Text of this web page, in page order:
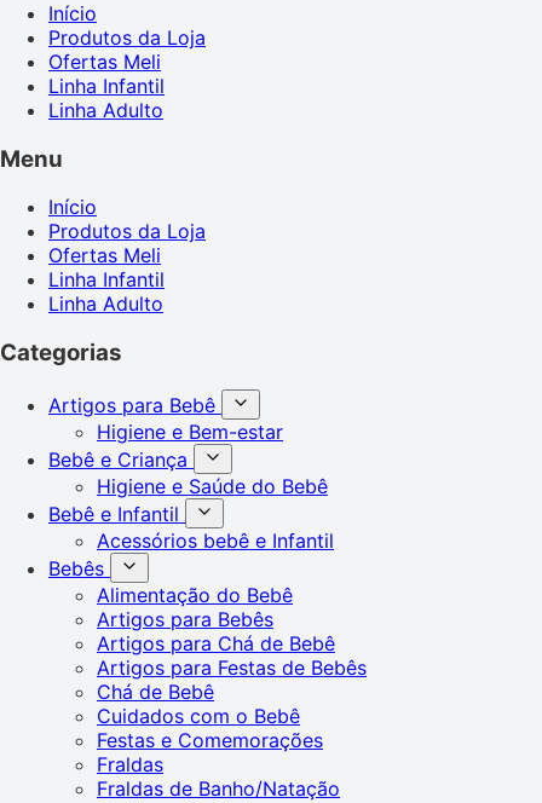
Início
Produtos da Loja
Ofertas Meli
Linha Infantil
Linha Adulto
Menu
Início
Produtos da Loja
Ofertas Meli
Linha Infantil
Linha Adulto
Categorias
Artigos para Bebê
Higiene e Bem-estar
Bebê e Criança
Higiene e Saúde do Bebê
Bebê e Infantil
Acessórios bebê e Infantil
Bebês
Alimentação do Bebê
Artigos para Bebês
Artigos para Chá de Bebê
Artigos para Festas de Bebês
Chá de Bebê
Cuidados com o Bebê
Festas e Comemorações
Fraldas
Fraldas de Banho/Natação